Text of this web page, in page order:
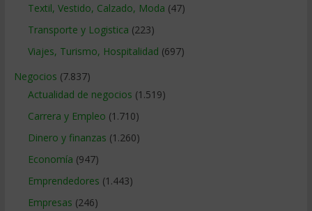
Textil, Vestido, Calzado, Moda (47)
Transporte y Logistica (223)
Viajes, Turismo, Hospitalidad (697)
Negocios (7.837)
Actualidad de negocios (1.519)
Carrera y Empleo (1.710)
Dinero y finanzas (1.260)
Economía (947)
Emprendedores (1.443)
Empresas (246)